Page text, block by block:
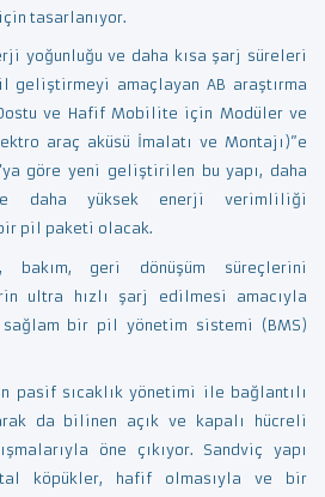
tasarlanıyor.
yoğunluğu ve daha kısa şarj süreleri
amaçlayan AB araştırma
Dostu ve Hafif Mobilite için Modüler ve
araç aküsü İmalatı ve Montajı)”e
göre yeni geliştirilen bu yapı, daha
daha yüksek enerji verimliliği
pil paketi olacak.
bakım, geri dönüşüm süreçlerini
ultra hızlı şarj edilmesi amacıyla
sağlam bir pil yönetim sistemi (BMS)
pasif sıcaklık yönetimi ile bağlantılı
da bilinen açık ve kapalı hücreli
öne çıkıyor. Sandviç yapı
köpükler, hafif olmasıyla ve bir